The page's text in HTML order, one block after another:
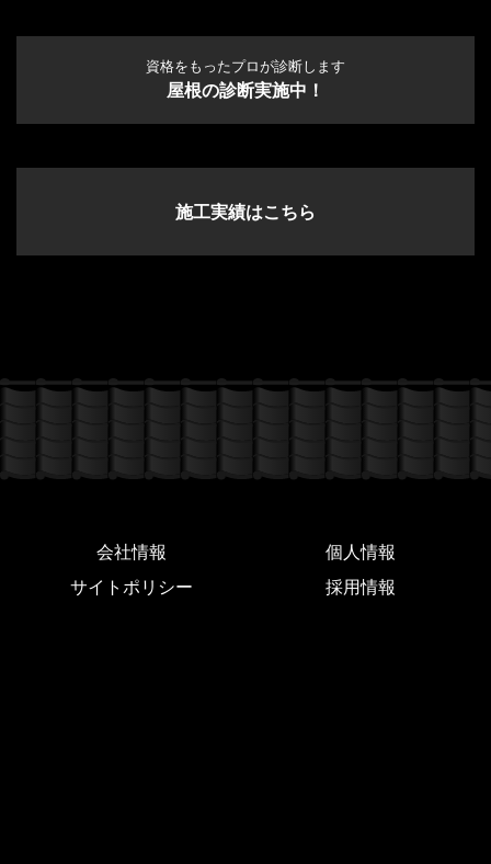
資格をもったプロが診断します
屋根の診断実施中！
施工実績はこちら
会社情報
個人情報
サイトポリシー
採用情報